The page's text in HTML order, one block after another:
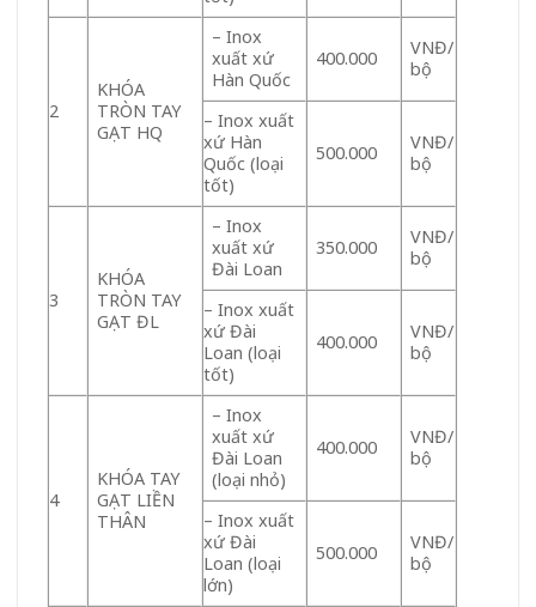
2
KHÓA
TRÒN TAY
GẠT HQ
– Inox
xuất xứ
Hàn Quốc
400.000
VNĐ/
bộ
– Inox xuất
xứ Hàn
Quốc (loại
tốt)
500.000
VNĐ/
bộ
3
KHÓA
TRÒN TAY
GẠT ĐL
– Inox
xuất xứ
Đài Loan
350.000
VNĐ/
bộ
– Inox xuất
xứ Đài
Loan (loại
tốt)
400.000
VNĐ/
bộ
4
KHÓA TAY
GẠT LIỀN
THÂN
– Inox
xuất xứ
Đài Loan
(loại nhỏ)
400.000
VNĐ/
bộ
– Inox xuất
xứ Đài
Loan (loại
lớn)
500.000
VNĐ/
bộ